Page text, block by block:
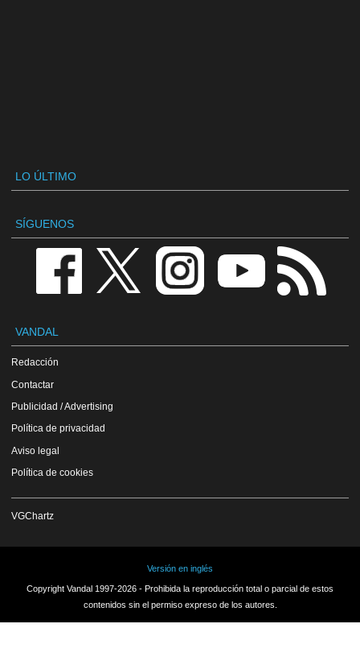
LO ÚLTIMO
SÍGUENOS
VANDAL
Redacción
Contactar
Publicidad / Advertising
Política de privacidad
Aviso legal
Política de cookies
VGChartz
Versión en inglés
Copyright Vandal 1997-2026 - Prohibida la reproducción total o parcial de estos
contenidos sin el permiso expreso de los autores.